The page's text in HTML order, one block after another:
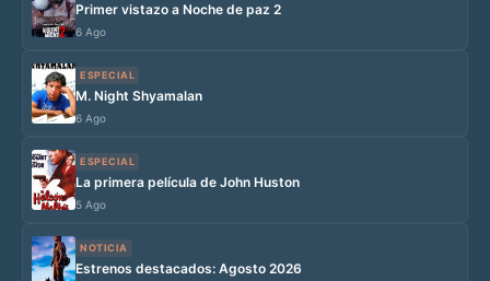
Primer vistazo a Noche de paz 2
6 Ago
ESPECIAL
M. Night Shyamalan
6 Ago
ESPECIAL
La primera película de John Huston
5 Ago
NOTICIA
Estrenos destacados: Agosto 2026